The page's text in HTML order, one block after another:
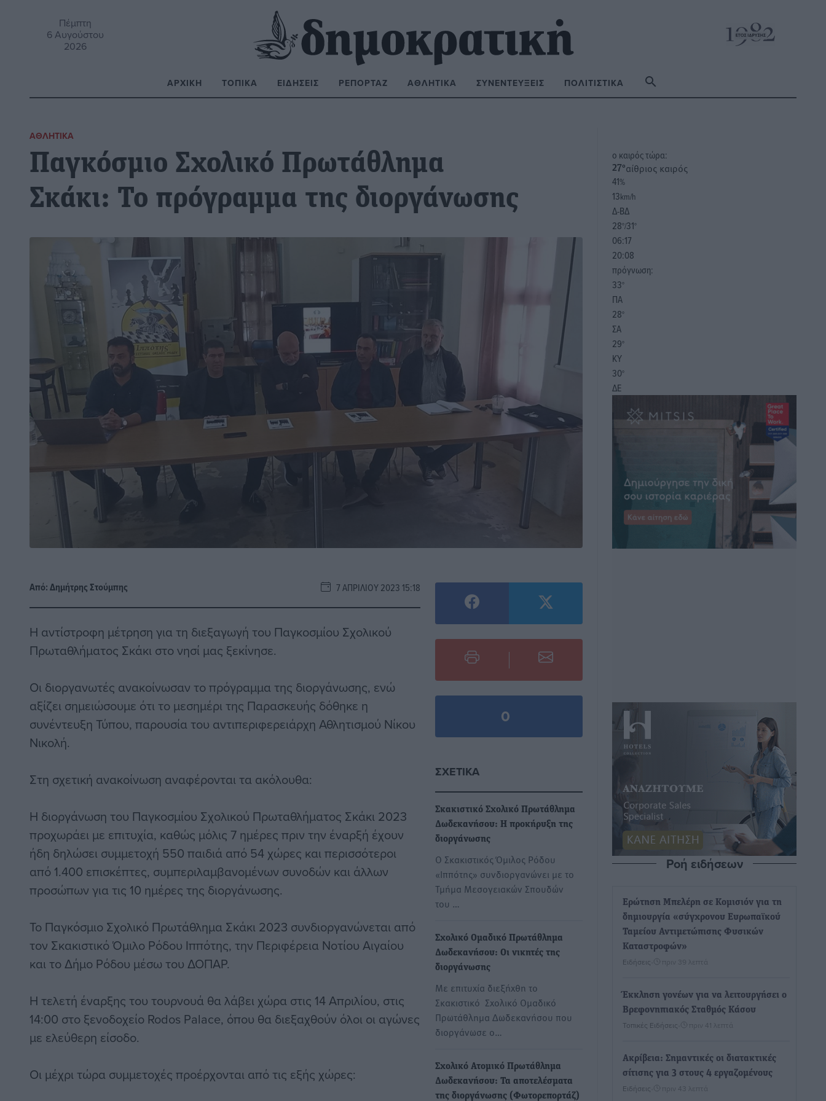
Πέμπτη
6 Αυγούστου
2026
ΑΡΧΙΚΉ ΤΟΠΙΚΆ ΕΙΔΉΣΕΙΣ ΡΕΠΟΡΤΆΖ ΑΘΛΗΤΙΚΆ ΣΥΝΕΝΤΕΎΞΕΙΣ ΠΟΛΙΤΙΣΤΙΚΆ
ΑΘΛΗΤΙΚΆ
Παγκόσμιο Σχολικό Πρωτάθλημα
Σκάκι: Το πρόγραμμα της διοργάνωσης
Από:Δημήτρης Στούμπης 7 ΑΠΡΙΛΊΟΥ 2023 15:18
Η αντίστροφη μέτρηση για τη διεξαγωγή του Παγκοσμίου Σχολικού
Πρωταθλήματος Σκάκι στο νησί μας ξεκίνησε.
Οι διοργανωτές ανακοίνωσαν το πρόγραμμα της διοργάνωσης, ενώ
αξίζει σημειώσουμε ότι το μεσημέρι της Παρασκευής δόθηκε η
συνέντευξη Τύπου, παρουσία του αντιπεριφερειάρχη Αθλητισμού Νίκου
Νικολή.
Στη σχετική ανακοίνωση αναφέρονται τα ακόλουθα:
Η διοργάνωση του Παγκοσμίου Σχολικού Πρωταθλήματος Σκάκι 2023
προχωράει με επιτυχία, καθώς μόλις 7 ημέρες πριν την έναρξή έχουν
ήδη δηλώσει συμμετοχή 550 παιδιά από 54 χώρες και περισσότεροι
από 1.400 επισκέπτες, συμπεριλαμβανομένων συνοδών και άλλων
προσώπων για τις 10 ημέρες της διοργάνωσης.
Το Παγκόσμιο Σχολικό Πρωτάθλημα Σκάκι 2023 συνδιοργανώνεται από
τον Σκακιστικό Όμιλο Ρόδου Ιππότης, την Περιφέρεια Νοτίου Αιγαίου
και το Δήμο Ρόδου μέσω του ΔΟΠΑΡ.
Η τελετή έναρξης του τουρνουά θα λάβει χώρα στις 14 Απριλίου, στις
14:00 στο ξενοδοχείο Rodos Palace, όπου θα διεξαχθούν όλοι οι αγώνες
με ελεύθερη είσοδο.
Οι μέχρι τώρα συμμετοχές προέρχονται από τις εξής χώρες:
0
ΣΧΕΤΙΚΆ
Σκακιστικό Σχολικό Πρωτάθλημα
Δωδεκανήσου: Η προκήρυξη της
διοργάνωσης
Ο Σκακιστικός Όμιλος Ρόδου
«Ιππότης» συνδιοργανώνει με το
Τμήμα Μεσογειακών Σπουδών
του …
Σχολικό Ομαδικό Πρωτάθλημα
Δωδεκανήσου: Οι νικητές της
διοργάνωσης
Με επιτυχία διεξήχθη το
Σκακιστικό Σχολικό Ομαδικό
Πρωτάθλημα Δωδεκανήσου που
διοργάνωσε ο…
Σχολικό Ατομικό Πρωτάθλημα
Δωδεκανήσου: Τα αποτελέσματα
της διοργάνωσης (Φωτορεπορτάζ)
o καιρός τώρα:
27°αίθριος καιρός
41%
13km/h
Δ-ΒΔ
28°/31°
06:17
20:08
πρόγνωση:
33°
ΠΑ
28°
ΣΑ
29°
ΚΥ
30°
ΔΕ
Ροή ειδήσεων
Ερώτηση Μπελέρη σε Κομισιόν για τη
δημιουργία «σύγχρονου Ευρωπαϊκού
Ταμείου Αντιμετώπισης Φυσικών
Καταστροφών»
Ειδήσεις πριν 39 λεπτά
Έκκληση γονέων για να λειτουργήσει ο
Βρεφονηπιακός Σταθμός Κάσου
Τοπικές Ειδήσεις πριν 41 λεπτά
Ακρίβεια: Σημαντικές οι διατακτικές
σίτισης για 3 στους 4 εργαζομένους
Ειδήσεις πριν 43 λεπτά